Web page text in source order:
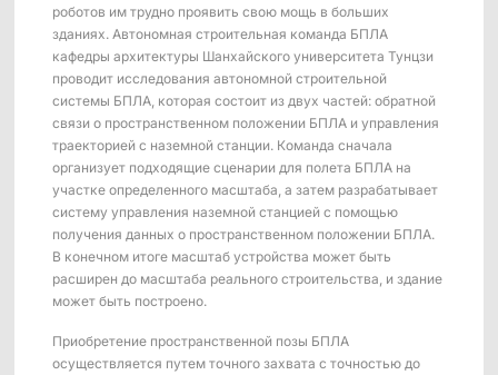
Мо-cap без маркеров
Пакеты
Пакет отслеживания VRT
Робототехника
Crazyflie & Crazyswarm
Платформа обучения роботов ShadowEngine
Инструменты для разработчиков
роботов им трудно проявить свою мощь в больших
зданиях. Автономная строительная команда БПЛА
кафедры архитектуры Шанхайского университета Тунцзи
проводит исследования автономной строительной
системы БПЛА, которая состоит из двух частей: обратной
связи о пространственном положении БПЛА и управления
траекторией с наземной станции. Команда сначала
организует подходящие сценарии для полета БПЛА на
участке определенного масштаба, а затем разрабатывает
систему управления наземной станцией с помощью
получения данных о пространственном положении БПЛА.
В конечном итоге масштаб устройства может быть
расширен до масштаба реального строительства, и здание
может быть построено.
Приобретение пространственной позы БПЛА
осуществляется путем точного захвата с точностью до